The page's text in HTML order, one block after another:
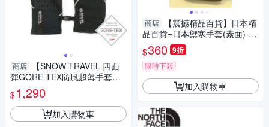
商店
【SNOW TRAVEL 四面
彈GORE-TEX防風超薄手套
《黑》】AR-84/透氣/登山/健
行/旅遊/騎車/可觸控
$1,290
加入購物車
商店
【震撼精品百貨】日本精
品百貨~日本禦寒手套(素面)-咖
啡#13170
$360 9折
限時下殺
加入購物車